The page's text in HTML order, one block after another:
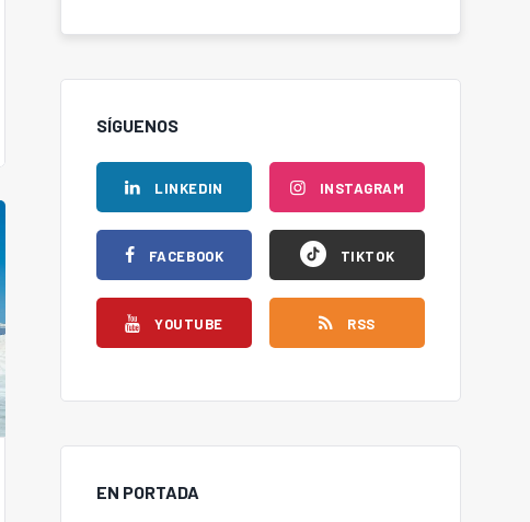
SÍGUENOS
LINKEDIN
FACEBOOK
YOUTUBE
INSTAGRAM
TIKTOK
RSS
EN PORTADA